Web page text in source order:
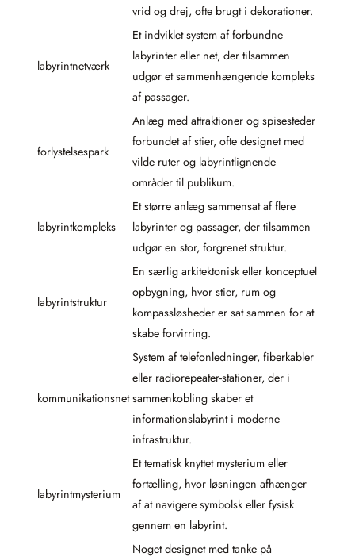
vrid og drej, ofte brugt i dekorationer.
labyrintnetværk
Et indviklet system af forbundne
labyrinter eller net, der tilsammen
udgør et sammenhængende kompleks
af passager.
forlystelsespark
Anlæg med attraktioner og spisesteder
forbundet af stier, ofte designet med
vilde ruter og labyrintlignende
områder til publikum.
labyrintkompleks
Et større anlæg sammensat af flere
labyrinter og passager, der tilsammen
udgør en stor, forgrenet struktur.
labyrintstruktur
En særlig arkitektonisk eller konceptuel
opbygning, hvor stier, rum og
kompassløsheder er sat sammen for at
skabe forvirring.
kommunikationsnet
System af telefonledninger, fiberkabler
eller radiorepeater-stationer, der i
sammenkobling skaber et
informationslabyrint i moderne
infrastruktur.
labyrintmysterium
Et tematisk knyttet mysterium eller
fortælling, hvor løsningen afhænger
af at navigere symbolsk eller fysisk
gennem en labyrint.
Noget designet med tanke på